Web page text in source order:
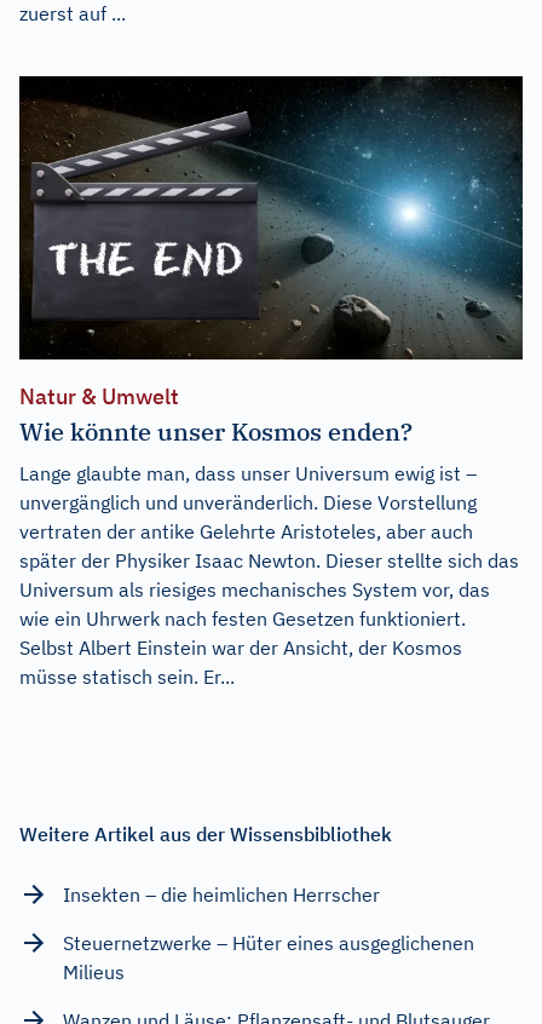
zuerst auf ...
Natur & Umwelt
Wie könnte unser Kosmos enden?
Lange glaubte man, dass unser Universum ewig ist –
unvergänglich und unveränderlich. Diese Vorstellung
vertraten der antike Gelehrte Aristoteles, aber auch
später der Physiker Isaac Newton. Dieser stellte sich das
Universum als riesiges mechanisches System vor, das
wie ein Uhrwerk nach festen Gesetzen funktioniert.
Selbst Albert Einstein war der Ansicht, der Kosmos
müsse statisch sein. Er...
Weitere Artikel aus der Wissensbibliothek
Insekten – die heimlichen Herrscher
Steuernetzwerke – Hüter eines ausgeglichenen
Milieus